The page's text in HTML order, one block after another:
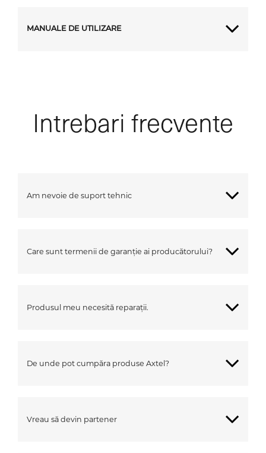
MANUALE DE UTILIZARE
Intrebari frecvente
Am nevoie de suport tehnic
Care sunt termenii de garanție ai producătorului?
Produsul meu necesită reparații.
De unde pot cumpăra produse Axtel?
Vreau să devin partener